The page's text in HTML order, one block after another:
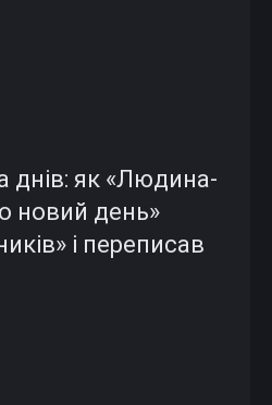
днів: як «Людина-
новий день»
і переписав